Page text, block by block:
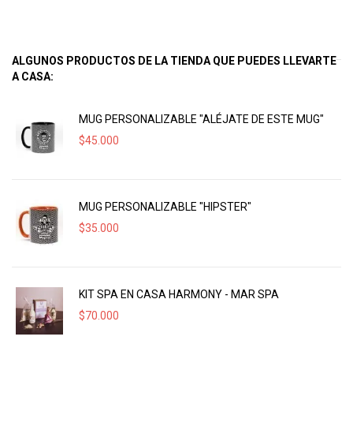
ALGUNOS PRODUCTOS DE LA TIENDA QUE PUEDES LLEVARTE
A CASA:
MUG PERSONALIZABLE "ALÉJATE DE ESTE MUG"
$45.000
MUG PERSONALIZABLE "HIPSTER"
$35.000
KIT SPA EN CASA HARMONY - MAR SPA
$70.000